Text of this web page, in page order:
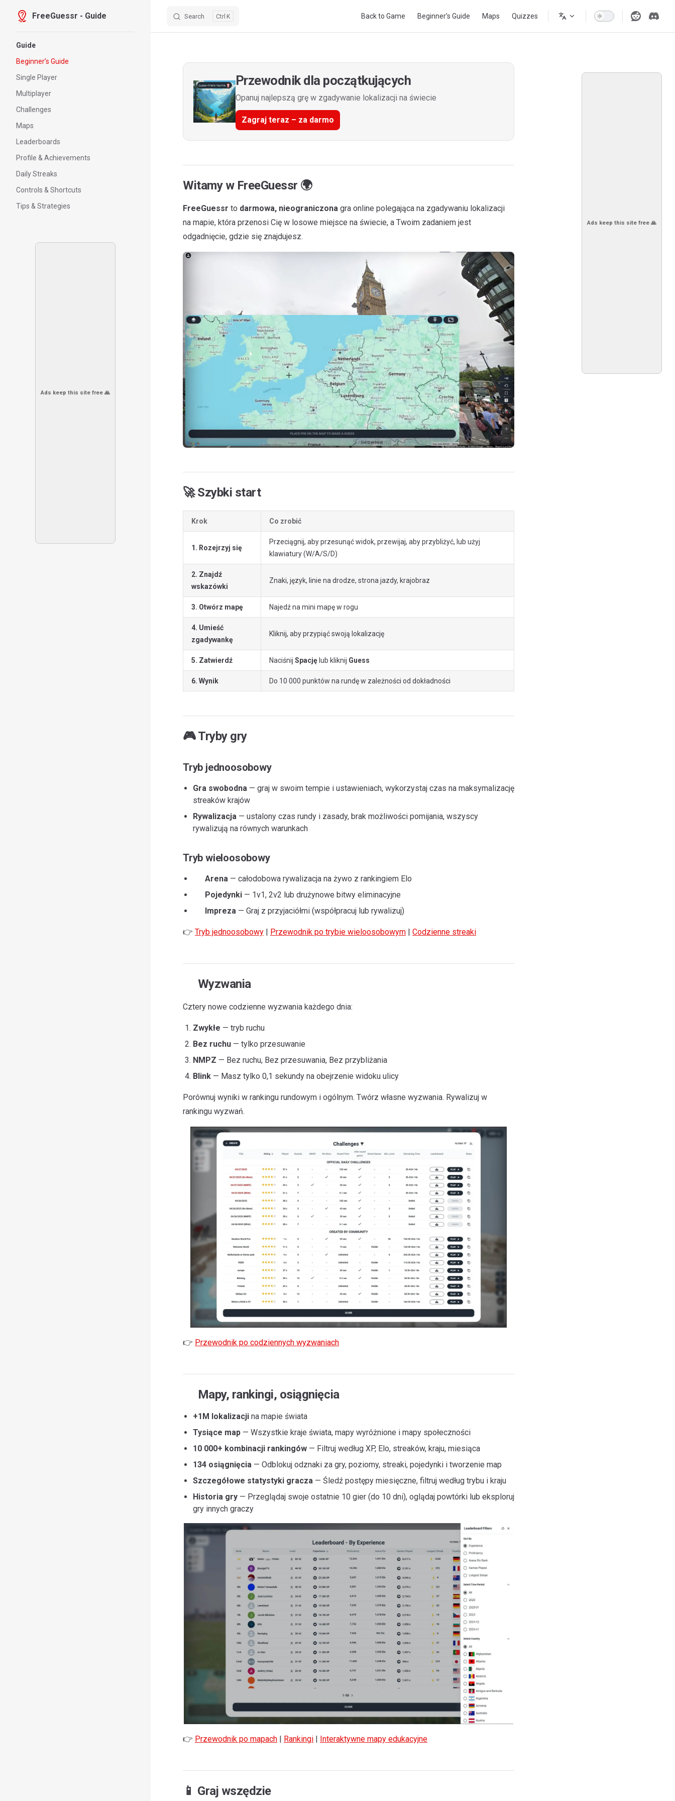
Skip to content
FreeGuessr - Guide Search K Back to Game Beginner’s Guide Maps Quizzes
Guide
Beginner’s Guide
Single Player
Multiplayer
Challenges
Maps
Leaderboards
Profile & Achievements
Daily Streaks
Controls & Shortcuts
Tips & Strategies
Ads keep this site free 🙏
Ads keep this site free 🙏
Przewodnik dla początkujących
Opanuj najlepszą grę w zgadywanie lokalizacji na świecie
Zagraj teraz – za darmo
Witamy w FreeGuessr 🌍
FreeGuessr to darmowa, nieograniczona gra online polegająca na zgadywaniu lokalizacji
na mapie, która przenosi Cię w losowe miejsce na świecie, a Twoim zadaniem jest
odgadnięcie, gdzie się znajdujesz.
🚀 Szybki start
Krok Co zrobić
1. Rozejrzyj się
Przeciągnij, aby przesunąć widok, przewijaj, aby przybliżyć, lub użyj
klawiatury (W/A/S/D)
2. Znajdź
wskazówki
Znaki, język, linie na drodze, strona jazdy, krajobraz
3. Otwórz mapę Najedź na mini mapę w rogu
4. Umieść
zgadywankę
Kliknij, aby przypiąć swoją lokalizację
5. Zatwierdź Naciśnij Spację lub kliknij Guess
6. Wynik Do 10 000 punktów na rundę w zależności od dokładności
🎮 Tryby gry
Tryb jednoosobowy
Gra swobodna — graj w swoim tempie i ustawieniach, wykorzystaj czas na maksymalizację
streaków krajów
Rywalizacja — ustalony czas rundy i zasady, brak możliwości pomijania, wszyscy
rywalizują na równych warunkach
Tryb wieloosobowy
Arena — całodobowa rywalizacja na żywo z rankingiem Elo
Pojedynki — 1v1, 2v2 lub drużynowe bitwy eliminacyjne
Impreza — Graj z przyjaciółmi (współpracuj lub rywalizuj)
👉 Tryb jednoosobowy Przewodnik po trybie wieloosobowym Codzienne streaki
Wyzwania
Cztery nowe codzienne wyzwania każdego dnia:
Zwykłe — tryb ruchu
Bez ruchu — tylko przesuwanie
NMPZ — Bez ruchu, Bez przesuwania, Bez przybliżania
Blink — Masz tylko 0,1 sekundy na obejrzenie widoku ulicy
Porównuj wyniki w rankingu rundowym i ogólnym. Twórz własne wyzwania. Rywalizuj w
rankingu wyzwań.
👉 Przewodnik po codziennych wyzwaniach
Mapy, rankingi, osiągnięcia
+1M lokalizacji na mapie świata
Tysiące map — Wszystkie kraje świata, mapy wyróżnione i mapy społeczności
10 000+ kombinacji rankingów — Filtruj według XP, Elo, streaków, kraju, miesiąca
134 osiągnięcia — Odblokuj odznaki za gry, poziomy, streaki, pojedynki i tworzenie map
Szczegółowe statystyki gracza — Śledź postępy miesięczne, filtruj według trybu i kraju
Historia gry — Przeglądaj swoje ostatnie 10 gier (do 10 dni), oglądaj powtórki lub eksploruj
gry innych graczy
👉 Przewodnik po mapach Rankingi Interaktywne mapy edukacyjne
📱 Graj wszędzie